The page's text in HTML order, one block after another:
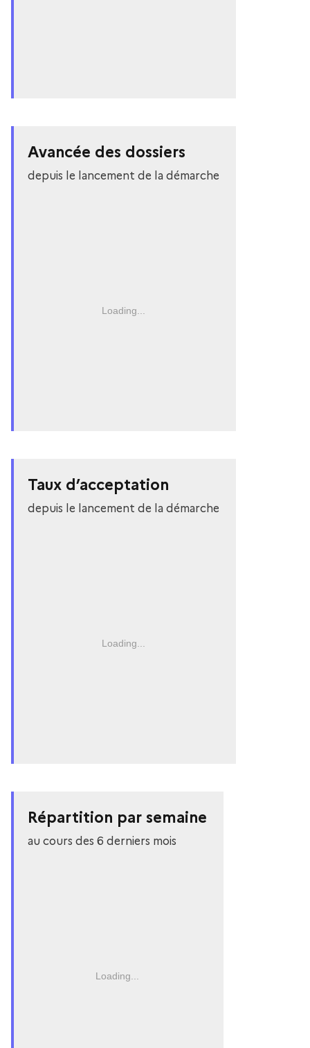
Avancée des dossiers
depuis le lancement de la démarche
Loading...
Taux d’acceptation
depuis le lancement de la démarche
Loading...
Répartition par semaine
au cours des 6 derniers mois
Loading...